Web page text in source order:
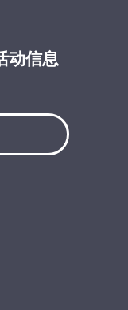
动信息